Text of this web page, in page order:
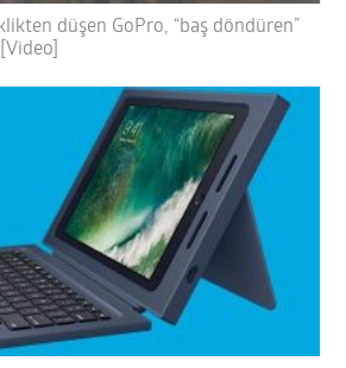
düşen GoPro, “baş döndüren”